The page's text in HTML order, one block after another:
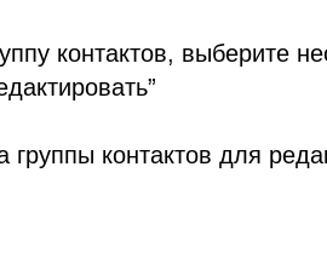
контактов, выберите
группы контактов для